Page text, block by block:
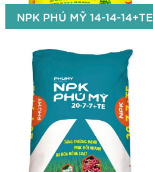
Chi tiết
NPK PHÚ MỸ 14-14-14+TE
NPK PHÚ MỸ 14-14-14+TE
14% N
14% P2O5
14% K2O
Fe: 50ppm; Bo: 50ppm